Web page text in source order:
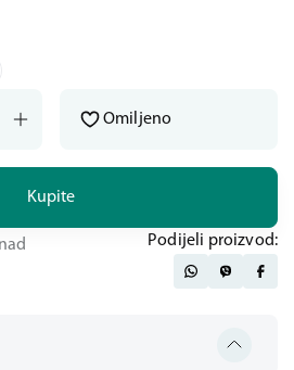
Kupite
Omiljeno
Podijeli proizvod: